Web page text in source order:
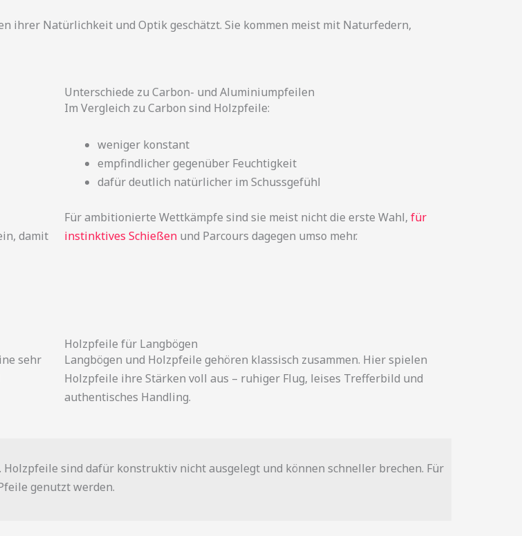
ihrer Natürlichkeit und Optik geschätzt. Sie kommen meist mit Naturfedern,
damit
Unterschiede zu Carbon- und Aluminiumpfeilen
Im Vergleich zu Carbon sind Holzpfeile:
weniger konstant
empfindlicher gegenüber Feuchtigkeit
dafür deutlich natürlicher im Schussgefühl
Für ambitionierte Wettkämpfe sind sie meist nicht die erste Wahl, für
instinktives Schießen und Parcours dagegen umso mehr.
sehr
Holzpfeile für Langbögen
Langbögen und Holzpfeile gehören klassisch zusammen. Hier spielen
Holzpfeile ihre Stärken voll aus – ruhiger Flug, leises Trefferbild und
authentisches Handling.
sind dafür konstruktiv nicht ausgelegt und können schneller brechen. Für
genutzt werden.